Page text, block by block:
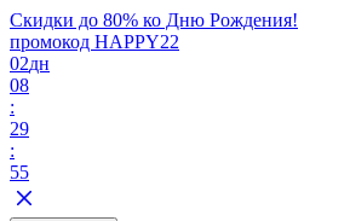
Скидки до 80% ко Дню Рождения!
промокод HAPPY22
02дн
08
:
29
:
55